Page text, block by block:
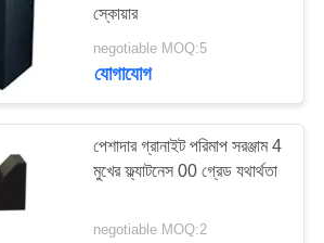
স্লট প্লেট
স্কোয়ার
negotiable MOQ:5
যোগাযোগ
পেশাদার গ্রানাইট পরিমাপ সরঞ্জাম 4
মুখের ফ্ল্যাটনেস 00 গ্রেড যথার্থতা
negotiable MOQ:2